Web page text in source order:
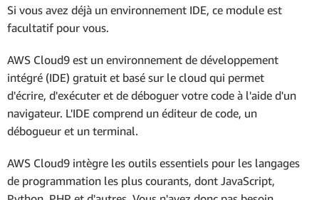
Si vous avez déjà un environnement IDE, ce module est
facultatif pour vous.
AWS Cloud9 est un environnement de développement
intégré (IDE) gratuit et basé sur le cloud qui permet
d'écrire, d'exécuter et de déboguer votre code à l'aide d'un
navigateur. L'IDE comprend un éditeur de code, un
débogueur et un terminal.
AWS Cloud9 intègre les outils essentiels pour les langages
de programmation les plus courants, dont JavaScript,